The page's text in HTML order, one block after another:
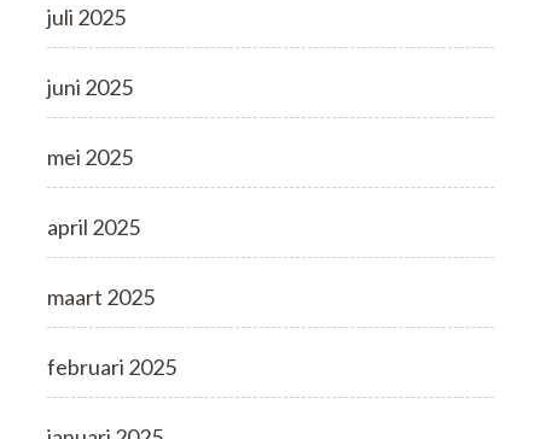
juli 2025
juni 2025
mei 2025
april 2025
maart 2025
februari 2025